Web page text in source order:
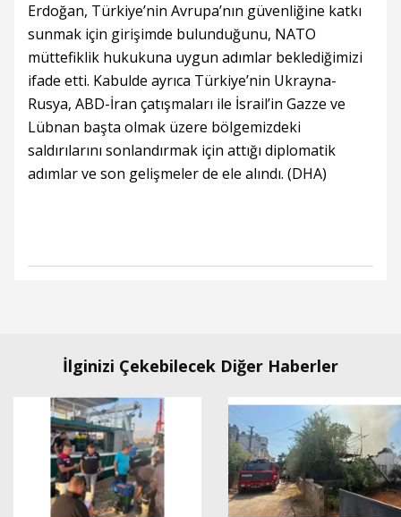
Erdoğan, Türkiye’nin Avrupa’nın güvenliğine katkı
sunmak için girişimde bulunduğunu, NATO
müttefiklik hukukuna uygun adımlar beklediğimizi
ifade etti. Kabulde ayrıca Türkiye’nin Ukrayna-
Rusya, ABD-İran çatışmaları ile İsrail’in Gazze ve
Lübnan başta olmak üzere bölgemizdeki
saldırılarını sonlandırmak için attığı diplomatik
adımlar ve son gelişmeler de ele alındı. (DHA)
İlginizi Çekebilecek Diğer Haberler